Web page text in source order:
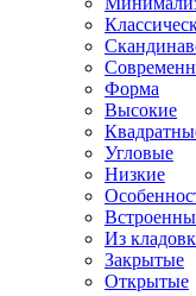
Форма
Высокие
Угловые
Низкие
Из
Закрытые
Открытые